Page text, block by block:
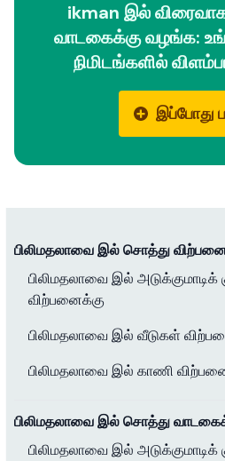
ikman இல்
வாடகைக்கு வழங்க:
நிமிடங்களில்
இப்போது
பிலிமதலாவை இல் சொத்து
பிலிமதலாவை இல் அடுக்குமாடிக்
விற்பனைக்கு
பிலிமதலாவை இல் வீடுகள்
பிலிமதலாவை இல் காணி
பிலிமதலாவை இல் சொத்து
பிலிமதலாவை இல் அடுக்குமாடிக்